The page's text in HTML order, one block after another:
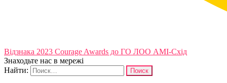
Відзнака 2023 Courage Awards до ГО ЛОО АМІ-Схід
Знаходьте нас в мережі
Найти: